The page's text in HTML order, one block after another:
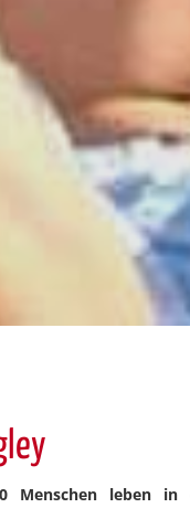
Menschen leben